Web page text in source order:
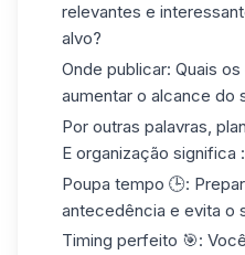
relevantes e
alvo?
Onde publicar: Quais
aumentar o alcance do
Por outras palavras,
E organização significa :
Poupa tempo 🕒:
antecedência e evita o
Timing perfeito 🎯: